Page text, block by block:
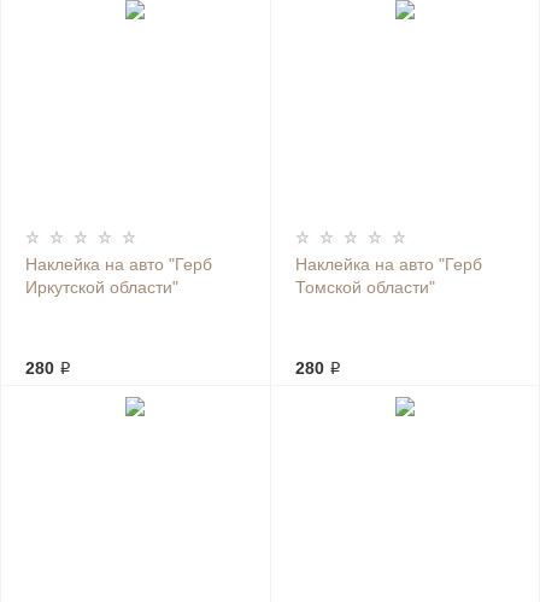
Наклейка на авто "Герб
Иркутской области"
280 ₽
Наклейка на авто "Герб
Томской области"
280 ₽